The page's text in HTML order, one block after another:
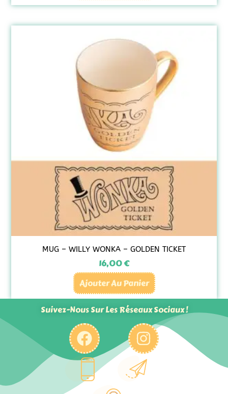
MUG – WILLY WONKA – GOLDEN TICKET
16,00€
Ajouter Au Panier
Suivez-Nous Sur Les Réseaux Sociaux !